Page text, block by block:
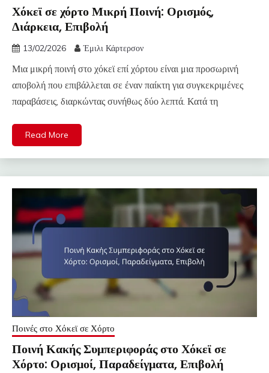
Χόκεϊ σε χόρτο Μικρή Ποινή: Ορισμός,
Διάρκεια, Επιβολή
13/02/2026 Έμιλι Κάρτερσον
Μια μικρή ποινή στο χόκεϊ επί χόρτου είναι μια προσωρινή
αποβολή που επιβάλλεται σε έναν παίκτη για συγκεκριμένες
παραβάσεις, διαρκώντας συνήθως δύο λεπτά. Κατά τη
Read More
Ποινές στο Χόκεϊ σε Χόρτο
Ποινή Κακής Συμπεριφοράς στο Χόκεϊ σε
Χόρτο: Ορισμοί, Παραδείγματα, Επιβολή